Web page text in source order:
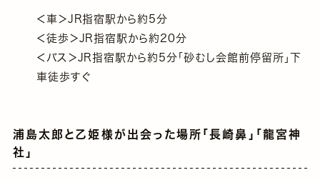
＜車＞JR指宿駅から約5分
＜徒歩＞JR指宿駅から約20分
＜バス＞JR指宿駅から約5分「砂むし会館前停留所」下
車徒歩すぐ
浦島太郎と乙姫様が出会った場所「長崎鼻」「龍宮神
社」